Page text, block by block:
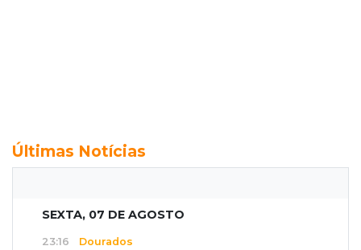
Últimas Notícias
SEXTA, 07 DE AGOSTO
23:16 Dourados